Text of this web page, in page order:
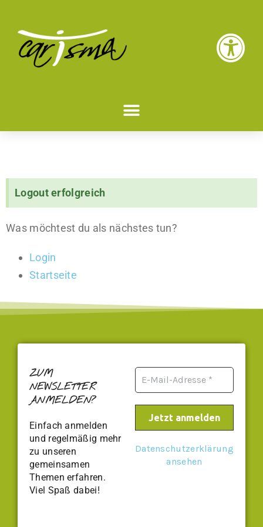
Logout erfolgreich
Was möchtest du als nächstes tun?
Login
Startseite
ZUM
NEWSLETTER
ANMELDEN?
Einfach anmelden
und regelmäßig mehr
zu unseren
gemeinsamen
Themen erfahren.
Viel Spaß dabei!
Datenschutzerklärung
ansehen